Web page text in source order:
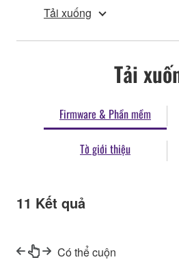
Tải xuống
Tải
Firmware & Phần mềm
Tờ giới thiệu
11 Kết quả
Có thể cuộn